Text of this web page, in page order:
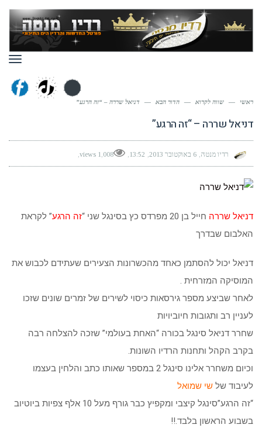
ראשי — שווה לקרוא — הדור הבא — דניאל שררה – “זה הרגע”
דניאל שררה – “זה הרגע”
רדיו מנטה 6 באוקטובר 2013 13:52
1,008 views
דניאל שררה חייל בן 20 מפרדס כץ בסינגל שני “ זה הרגע” לקראת
האלבום שבדרך
דניאל יכול להסתמן כאחד מהכשרונות הצעירים שעתידם לכבוש את
המוסיקה המזרחית .
לאחר שביצע מספר גירסאות כיסוי לשירים של זמרים שונים שזכו
לעניין רב ותגובות חיוביויות
שחרר דניאל סינגל בכורה “האחת בעולמי” שזכה להצלחה רבה
בקרב הקהל ותחנות הרדיו השונות.
וכיום משחרר אלינו סינגל 2 במספר שאותו כתב והלחין בעצמו
לעיבוד של שי שמואל
“זה הרגע”סינגל קיצבי ומקפיץ כבר גורף מעל 10 אלף צפיות ביוטיוב
בשבוע הראשון בלבד.!!